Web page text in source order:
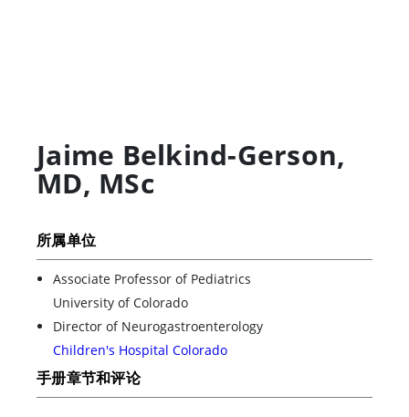
Jaime Belkind-Gerson,
MD, MSc
所属单位
Associate Professor of Pediatrics
University of Colorado
Director of Neurogastroenterology
Children's Hospital Colorado
手册章节和评论